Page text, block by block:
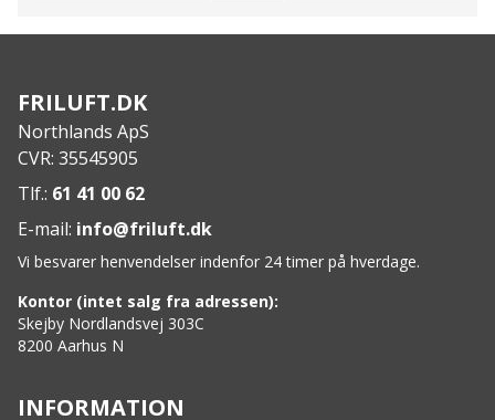
Features:
Original Muurikka stegeplade
Leveres med en beskyttende pose
Velegnet til grill, åben ild og gasbrænder
Særdeles holdbar ved god rengøring
Leveres med 20 cm lange ben der er aftagelige
Specs:
FRILUFT.DK
Northlands ApS
CVR: 35545905
Tlf.: 61 41 00 62
E-mail: info@friluft.dk
Vi besvarer henvendelser indenfor 24 timer på hverdage.
Kontor (intet salg fra adressen):
Skejby Nordlandsvej 303C
8200 Aarhus N
INFORMATION